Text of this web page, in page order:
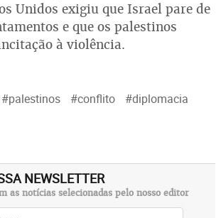
Unidos exigiu que Israel pare de
e que os palestinos
à violência.
#palestinos #conflito
#diplomacia
NEWSLETTER
as notícias selecionadas pelo nosso editor